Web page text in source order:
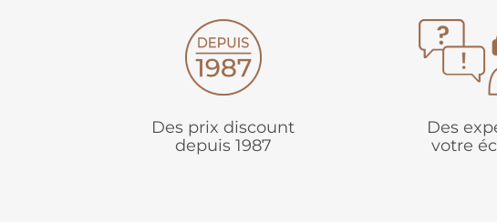
Des prix discount
depuis 1987
Des
votre